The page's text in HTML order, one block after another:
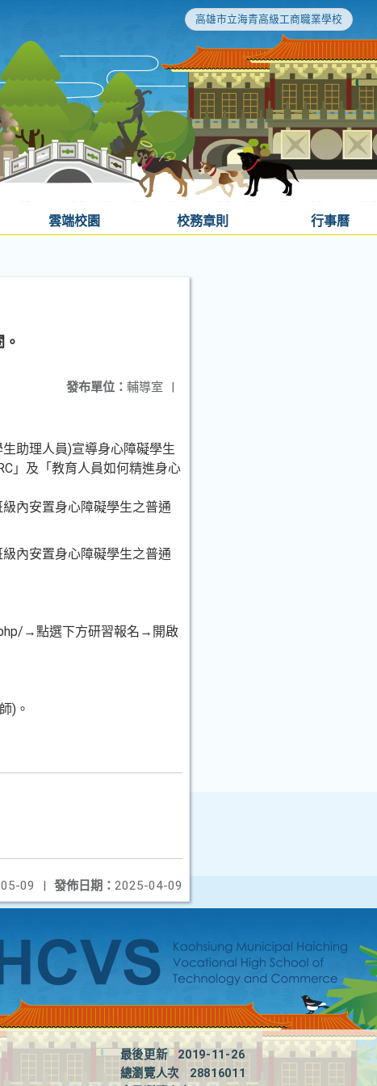
高雄市立海青高級工商職業學校
雲端校園 校務章則 行事曆
發布單位： 輔導室 |
助理人員)宣導身心障礙學生
」及「教育人員如何精進身心
內安置身心障礙學生之普通
內安置身心障礙學生之普通
→點選下方研習報名→開啟
)。
發佈日期： 2025-04-09
09 |
最後更新
2019-11-26
總瀏覽人次
28816011